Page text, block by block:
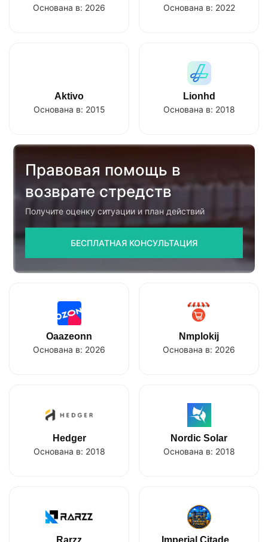
Основана в: 2026
Основана в: 2022
Aktivo
Основана в: 2015
Lionhd
Основана в: 2018
Правовая помощь в
возврате стредств
Получите оценку ситуации и план действий
БЕСПЛАТНАЯ КОНСУЛЬТАЦИЯ
Oaazeonn
Основана в: 2026
Nmplokij
Основана в: 2026
Hedger
Основана в: 2018
Nordic Solar
Основана в: 2018
Rarzz Imperial Citade...